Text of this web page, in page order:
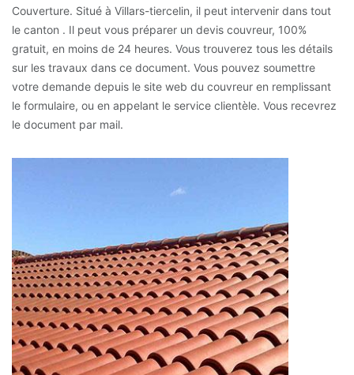
Couverture. Situé à Villars-tiercelin, il peut intervenir dans tout
le canton . Il peut vous préparer un devis couvreur, 100%
gratuit, en moins de 24 heures. Vous trouverez tous les détails
sur les travaux dans ce document. Vous pouvez soumettre
votre demande depuis le site web du couvreur en remplissant
le formulaire, ou en appelant le service clientèle. Vous recevrez
le document par mail.